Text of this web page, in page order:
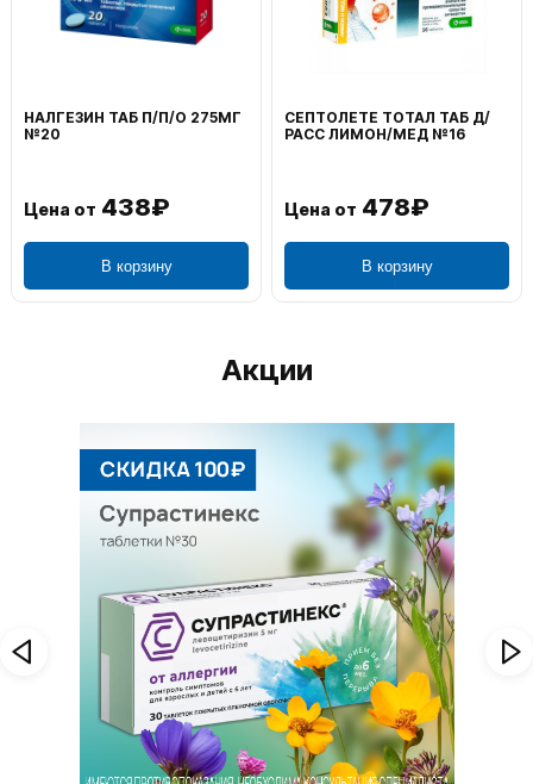
НАЛГЕЗИН ТАБ П/П/О 275МГ
№20
Цена от 438₽
В корзину
СЕПТОЛЕТЕ ТОТАЛ ТАБ Д/
РАСС ЛИМОН/МЕД №16
Цена от 478₽
В корзину
Акции